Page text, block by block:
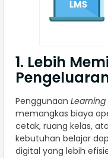
1. Lebih
Penggunaan
memangkas biaya
cetak, ruang kelas,
kebutuhan belajar
digital yang lebih